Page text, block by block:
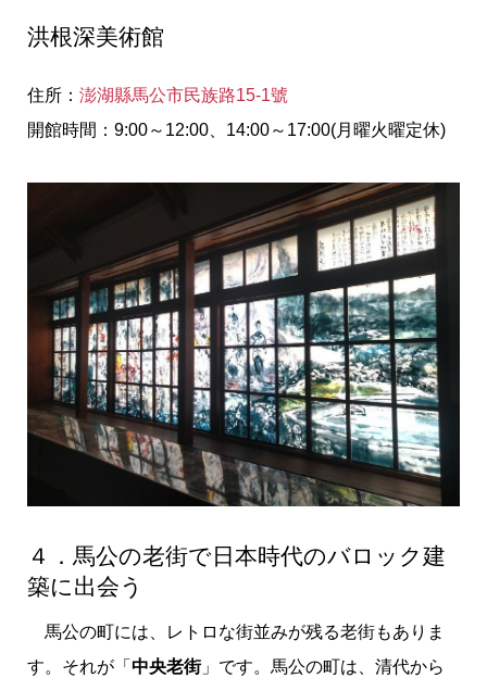
洪根深美術館
住所： 澎湖縣馬公市民族路15-1號
開館時間：9:00～12:00、14:00～17:00(月曜火曜定休)
４．馬公の老街で日本時代のバロック建
築に出会う
馬公の町には、レトロな街並みが残る老街もありま
す。それが「 中央老街」です。馬公の町は、清代から